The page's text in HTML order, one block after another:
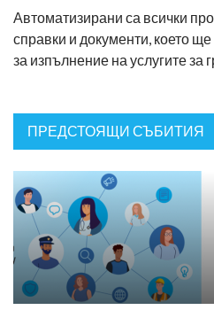
Автоматизирани са всички
справки и документи, което
за изпълнение на услугите за
ПРЕДСТОЯЩИ СЪБИТИЯ